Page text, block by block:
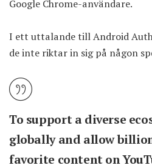
Google Chrome-användare.
I ett uttalande tillAndroid
de inte riktar in sig på någon
To support a diverse
globally and allow
favorite content on